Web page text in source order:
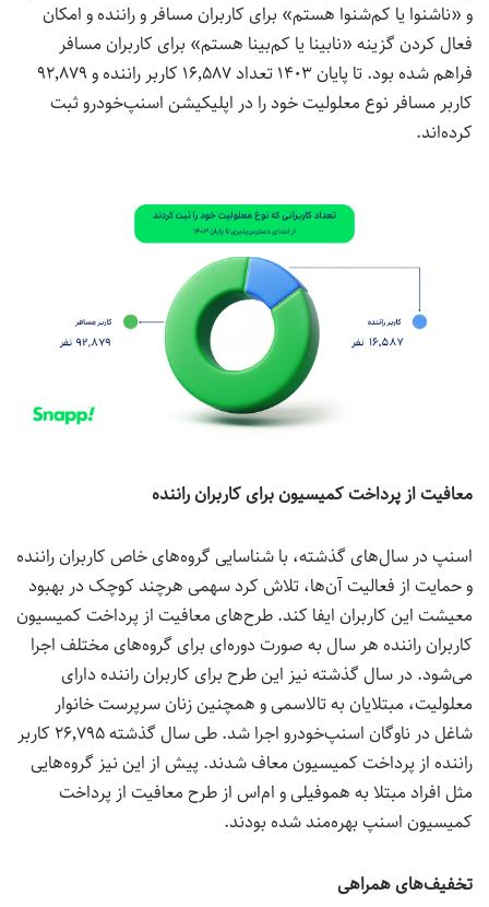
و «ناشنوا یا کم‌شنوا هستم» برای کاربران مسافر و راننده و امکان
فعال کردن گزینه «نابینا یا کم‌بینا هستم» برای کاربران مسافر
فراهم شده بود. تا پایان ۱۴۰۳ تعداد ۱۶٬۵۸۷ کاربر راننده و ۹۲٬۸۷۹
کاربر مسافر نوع معلولیت خود را در اپلیکیشن اسنپ‌خودرو ثبت
کرده‌اند.
معافیت از پرداخت کمیسیون برای کاربران راننده
اسنپ در سال‌های گذشته، با شناسایی گروه‌های خاص کاربران راننده
و حمایت از فعالیت آن‌ها، تلاش کرد سهمی هرچند کوچک در بهبود
معیشت این کاربران ایفا کند. طرح‌های معافیت از پرداخت کمیسیون
کاربران راننده هر سال به صورت دوره‌ای برای گروه‌های مختلف اجرا
می‌شود. در سال گذشته نیز این طرح برای کاربران راننده دارای
معلولیت، مبتلایان به تالاسمی و همچنین زنان سرپرست خانوار
شاغل در ناوگان اسنپ‌خودرو اجرا شد. طی سال گذشته ۲۶٬۷۹۵ کاربر
راننده از پرداخت کمیسیون معاف شدند. پیش از این نیز گروه‌هایی
مثل افراد مبتلا به هموفیلی و ام‌اس از طرح معافیت از پرداخت
کمیسیون اسنپ بهره‌مند شده بودند.
تخفیف‌های همراهی